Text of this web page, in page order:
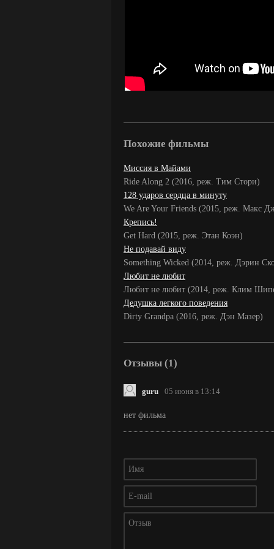
Похожие фильмы
Миссия в Майами
Ride Along 2 (2016, реж. Тим Стори)
128 ударов сердца в минуту
We Are Your Friends (2015, реж. Макс
Крепись!
Get Hard (2015, реж. Этан Коэн)
Не подавай виду
Something Wicked (2014, реж. Дэрин
Любит не любит
Любит не любит (2014, реж. Клим
Дедушка легкого поведения
Dirty Grandpa (2016, реж. Дэн Мазер)
Отзывы (1)
guru 05 июня в 13:14
нет фильма